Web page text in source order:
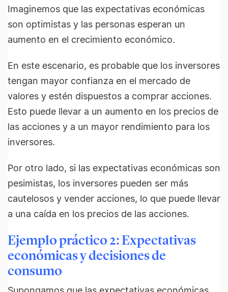
Imaginemos que las expectativas económicas
son optimistas y las personas esperan un
aumento en el crecimiento económico.
En este escenario, es probable que los inversores
tengan mayor confianza en el mercado de
valores y estén dispuestos a comprar acciones.
Esto puede llevar a un aumento en los precios de
las acciones y a un mayor rendimiento para los
inversores.
Por otro lado, si las expectativas económicas son
pesimistas, los inversores pueden ser más
cautelosos y vender acciones, lo que puede llevar
a una caída en los precios de las acciones.
Ejemplo práctico 2: Expectativas
económicas y decisiones de
consumo